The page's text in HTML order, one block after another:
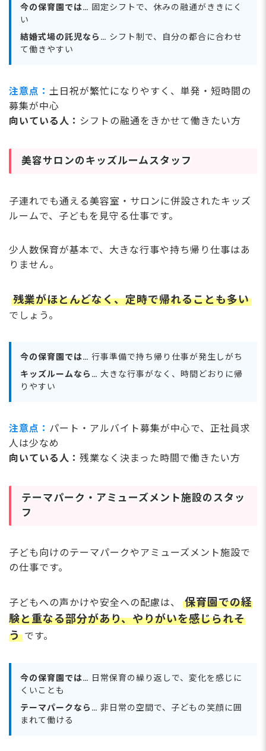
今の保育園では… 固定シフトで、休みの融通がききにく
い
結婚式場の託児なら… シフト制で、自分の都合に合わせ
て働きやすい
注意点： 土日祝が繁忙になりやすく、単発・短時間の
募集が中心
向いている人： シフトの融通をきかせて働きたい方
美容サロンのキッズルームスタッフ
子連れでも通える美容室・サロンに併設されたキッズ
ルームで、子どもを見守る仕事です。
少人数保育が基本で、大きな行事や持ち帰り仕事はあ
りません。
残業がほとんどなく、定時で帰れることも多い
でしょう。
今の保育園では… 行事準備で持ち帰り仕事が発生しがち
キッズルームなら… 大きな行事がなく、時間どおりに帰
りやすい
注意点： パート・アルバイト募集が中心で、正社員求
人は少なめ
向いている人： 残業なく決まった時間で働きたい方
テーマパーク・アミューズメント施設のスタッ
フ
子ども向けのテーマパークやアミューズメント施設で
の仕事です。
子どもへの声かけや安全への配慮は、
保育園での経
験と重なる部分があり、やりがいを感じられそ
う です。
今の保育園では… 日常保育の繰り返しで、変化を感じに
くいことも
テーマパークなら… 非日常の空間で、子どもの笑顔に囲
まれて働ける